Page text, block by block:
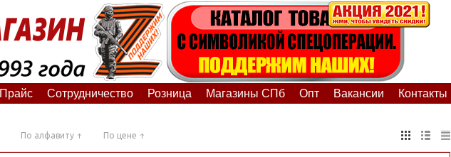
Прайс Сотрудничество Розница Магазины СПб Опт Вакансии Контакты
По алфавиту По цене